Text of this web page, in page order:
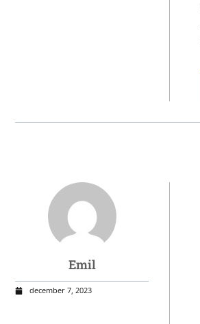
Emil
december 7, 2023